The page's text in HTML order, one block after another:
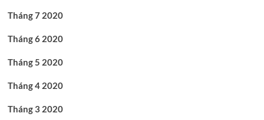
Tháng 7 2020
Tháng 6 2020
Tháng 5 2020
Tháng 4 2020
Tháng 3 2020